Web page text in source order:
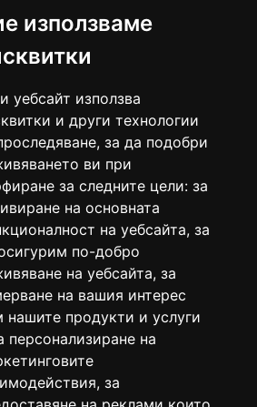
използваме
уебсайт използва
и други технологии
за да подобри
ви при
за следните цели: за
на основната
на уебсайта, за
по-добро
на уебсайта, за
на вашия интерес
нашите продукти и услуги
персонализиране на
, за
43
абонаменти